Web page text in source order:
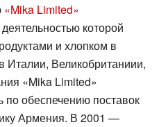
«Mika Limited»
которой
и хлопком в
Италии, Великобританиии,
«Mika Limited»
по обеспечению поставок
Армения. В 2001 —